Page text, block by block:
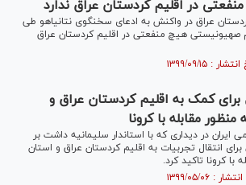
در اقلیم کردستان عراق ندارد
عراق در واکنش به ادعای سخنگوی نتانیاهو طی
صهیونیستی هیچ منفعتی در اقلیم کردستان عراق
برای کمک به اقلیم کردستان عراق و
مقابله با کرونا
در دیداری که با استاندار سلیمانیه داشت بر
انتقال تجربیات به اقلیم کردستان عراق و استان
با کرونا تاکید کرد.